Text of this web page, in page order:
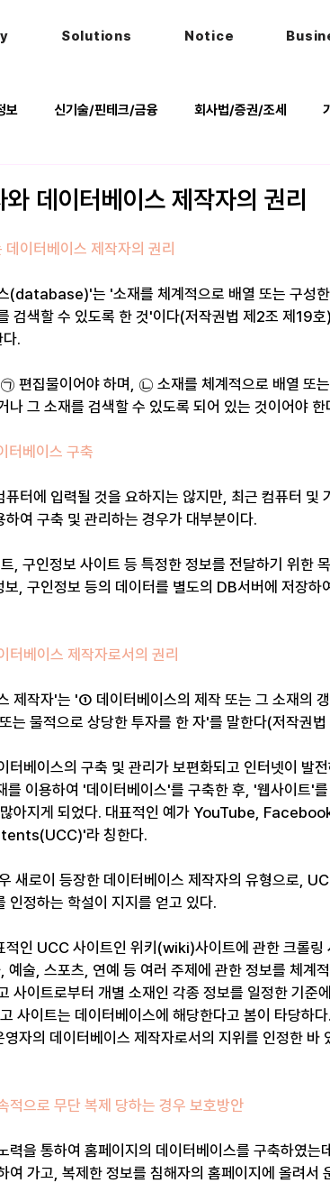
Solutions Notice
보 신기술/핀테크/금융 회사법/증권/조세
데이터베이스 제작자의 권리
이터베이스 제작자의 권리
(database)'는 '소재를 체계적으로 배열 또는 구성
검색할 수 있도록 한 것'이다(저작권법 제2조 제19
.
편집물이어야 하며, ㉡ 소재를 체계적으로 배열 또
나 그 소재를 검색할 수 있도록 되어 있는 것이어야 한
터베이스 구축
터에 입력될 것을 요하지는 않지만, 최근 컴퓨터 및
여 구축 및 관리하는 경우가 대부분이다.
, 구인정보 사이트 등 특정한 정보를 전달하기 위한
, 구인정보 등의 데이터를 별도의 DB서버에 저장하
터베이스 제작자로서의 권리
제작자'는 '① 데이터베이스의 제작 또는 그 소재의
는 물적으로 상당한 투자를 한 자'를 말한다(저작권
터베이스의 구축 및 관리가 보편화되고 인터넷이 발
를 이용하여 '데이터베이스'를 구축한 후, '웹사이트'
아지게 되었다. 대표적인 예가 YouTube,
라 칭한다.
새로이 등장한 데이터베이스 제작자의 유형으로,
인정하는 학설이 지지를 얻고 있다.
적인 UCC 사이트인 위키(wiki)사이트에 관한 크롤링
예술, 스포츠, 연예 등 여러 주제에 관한 정보를 체계
사이트로부터 개별 소재인 각종 정보를 일정한 기준
사이트는 데이터베이스에 해당한다고 봄이 타당하다.
영자의 데이터베이스 제작자로서의 지위를 인정한
적으로 무단 복제 당하는 경우 보호방안
력을 통하여 홈페이지의 데이터베이스를 구축하였는
여 가고, 복제한 정보를 침해자의 홈페이지에 올려서